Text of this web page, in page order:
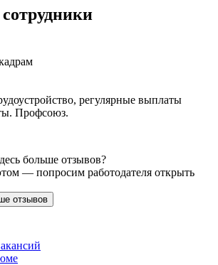
регулярные выплаты
Профсоюз.
больше отзывов?
— попросим работодателя открыть
отзывов